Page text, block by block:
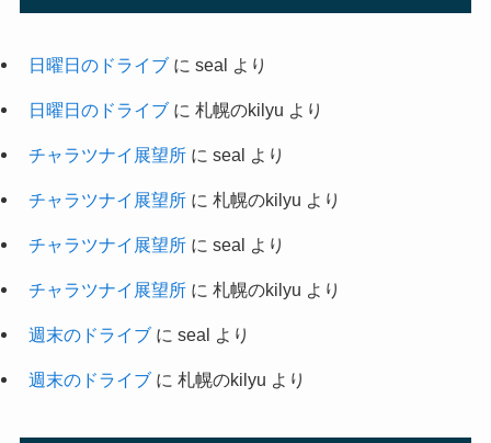
日曜日のドライブに seal より
日曜日のドライブに 札幌のkilyu より
チャラツナイ展望所に seal より
チャラツナイ展望所に 札幌のkilyu より
チャラツナイ展望所に seal より
チャラツナイ展望所に 札幌のkilyu より
週末のドライブに seal より
週末のドライブに 札幌のkilyu より